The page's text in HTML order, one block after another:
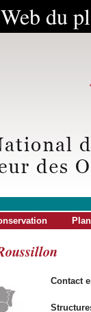
du
Contact